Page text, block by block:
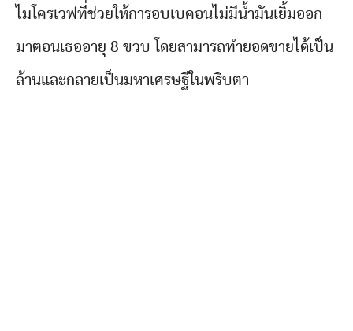
ไมโครเวฟที่ช่วยให้การอบเบคอนไม่มีน้ำมันเยิ้มออก
มาตอนเธออายุ 8 ขวบ โดยสามารถทำยอดขายได้เป็น
ล้านและกลายเป็นมหาเศรษฐีในพริบตา